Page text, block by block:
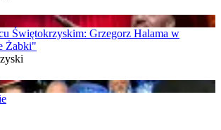
Świętokrzyskim: Grzegorz Halama w
Żabki"